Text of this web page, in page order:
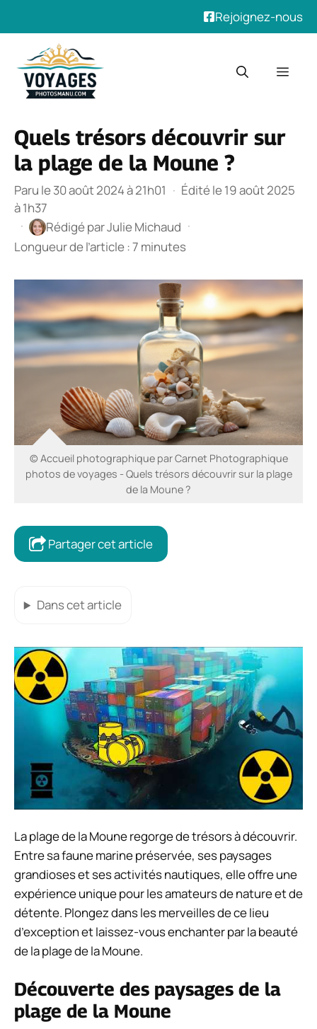
Rejoignez-nous
contenu
Quels trésors découvrir sur
la plage de la Moune ?
Paru le 30 août 2024 à 21h01 · Édité le 19 août 2025
à 1h37
·
Rédigé parJulie Michaud ·
Longueur de l’article : 7 minutes
© Accueil photographique par Carnet Photographique
photos de voyages - Quels trésors découvrir sur la plage
de la Moune ?
Partager cet article
Dans cet article
La plage de la Moune regorge de trésors à découvrir.
Entre sa faune marine préservée, ses paysages
grandioses et ses activités nautiques, elle offre une
expérience unique pour les amateurs de nature et de
détente. Plongez dans les merveilles de ce lieu
d’exception et laissez-vous enchanter par la beauté
de la plage de la Moune.
Découverte des paysages de la
plage de la Moune